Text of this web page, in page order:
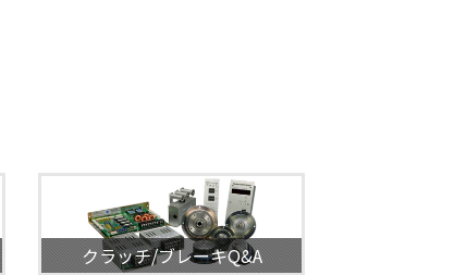
クラッチ/ブレーキQ&A